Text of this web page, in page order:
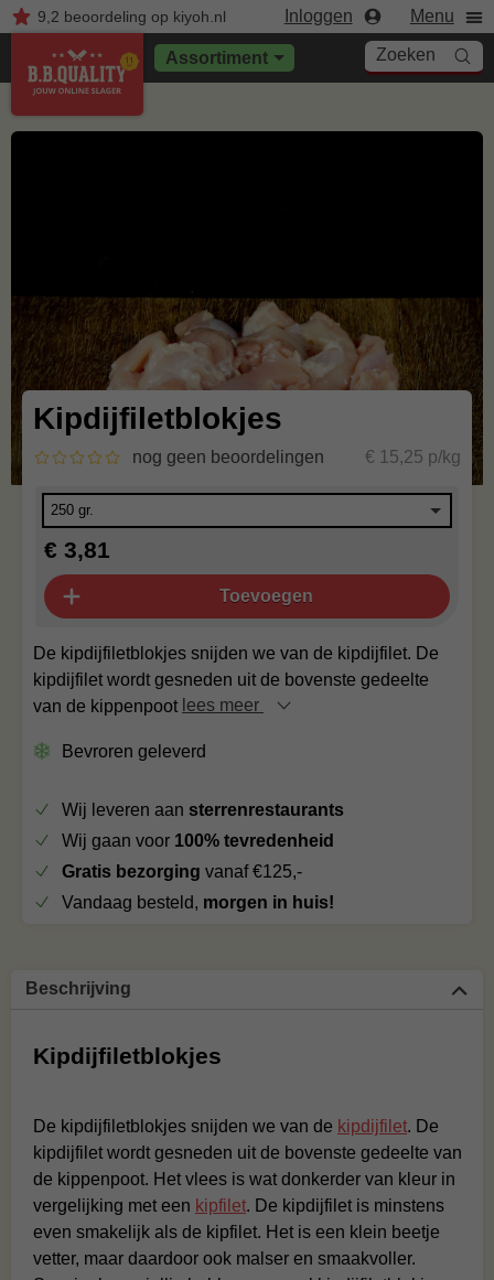
9,2 beoordelingop kiyoh.nl Inloggen Menu
Assortiment Zoeken
Kipdijfiletblokjes
nog geen beoordelingen € 15,25 p/kg
De kipdijfiletblokjes snijden we van de kipdijfilet. De
kipdijfilet wordt gesneden uit de bovenste gedeelte
van de kippenpoot lees meer
Bevroren geleverd
€ 3,81
Toevoegen
Wij leveren aan sterrenrestaurants
Wij gaan voor 100% tevredenheid
Gratis bezorging vanaf €125,-
Vandaag besteld, morgen in huis!
Beschrijving
Kipdijfiletblokjes
De kipdijfiletblokjes snijden we van de kipdijfilet. De
kipdijfilet wordt gesneden uit de bovenste gedeelte van
de kippenpoot. Het vlees is wat donkerder van kleur in
vergelijking met een kipfilet. De kipdijfilet is minstens
even smakelijk als de kipfilet. Het is een klein beetje
vetter, maar daardoor ook malser en smaakvoller.